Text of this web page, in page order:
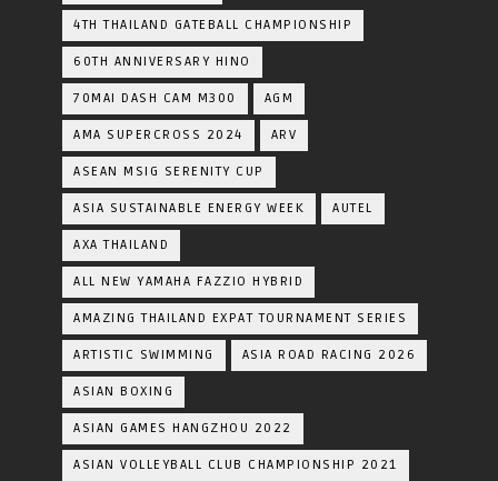
4TH THAILAND GATEBALL CHAMPIONSHIP
60TH ANNIVERSARY HINO
70MAI DASH CAM M300 AGM
AMA SUPERCROSS 2024 ARV
ASEAN MSIG SERENITY CUP
ASIA SUSTAINABLE ENERGY WEEK AUTEL
AXA THAILAND
ALL NEW YAMAHA FAZZIO HYBRID
AMAZING THAILAND EXPAT TOURNAMENT SERIES
ARTISTIC SWIMMING ASIA ROAD RACING 2026
ASIAN BOXING
ASIAN GAMES HANGZHOU 2022
ASIAN VOLLEYBALL CLUB CHAMPIONSHIP 2021